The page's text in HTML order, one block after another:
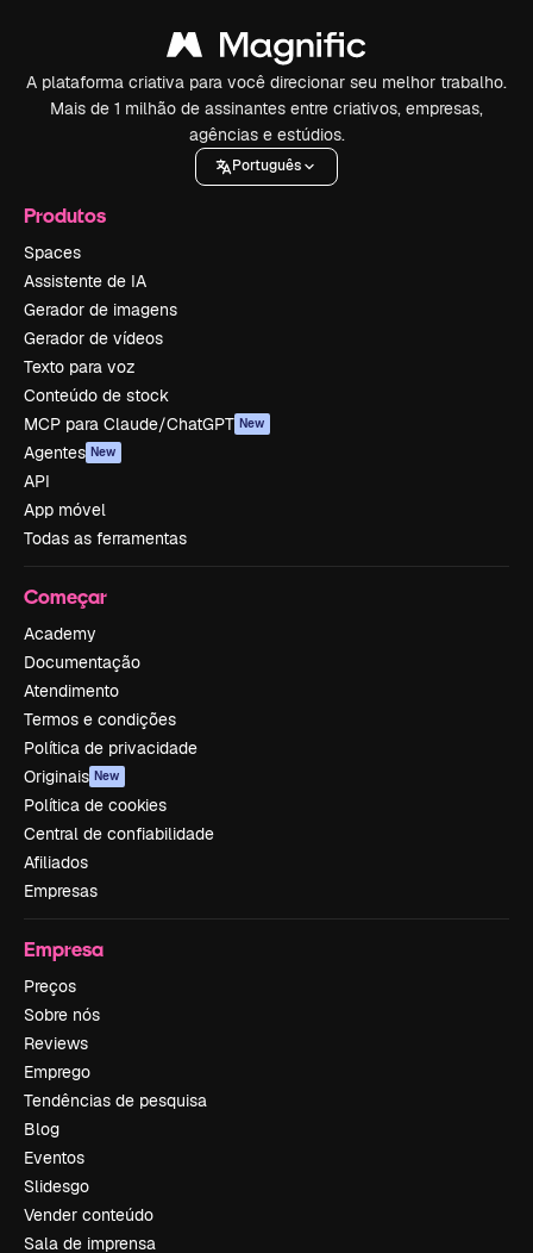
A plataforma criativa para você direcionar seu melhor trabalho.
Mais de 1 milhão de assinantes entre criativos, empresas,
agências e estúdios.
Português
Produtos
Spaces
Assistente de IA
Gerador de imagens
Gerador de vídeos
Texto para voz
Conteúdo de stock
MCP para Claude/ChatGPT New
Agentes New
API
App móvel
Todas as ferramentas
Começar
Academy
Documentação
Atendimento
Termos e condições
Política de privacidade
Originais New
Política de cookies
Central de confiabilidade
Afiliados
Empresas
Empresa
Preços
Sobre nós
Reviews
Emprego
Tendências de pesquisa
Blog
Eventos
Slidesgo
Vender conteúdo
Sala de imprensa